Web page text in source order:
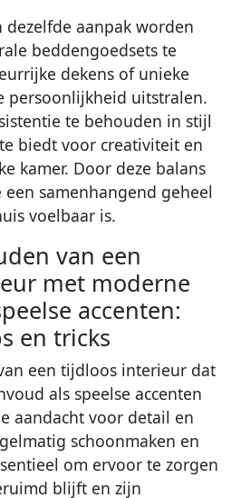
dezelfde aanpak worden
beddengoedsets te
dekens of unieke
persoonlijkheid uitstralen.
te behouden in stijl
biedt voor creativiteit en
kamer. Door deze balans
samenhangend geheel
voelbaar is.
van een
met moderne
accenten:
en tricks
een tijdloos interieur dat
als speelse accenten
aandacht voor detail en
schoonmaken en
om ervoor te zorgen
blijft en zijn